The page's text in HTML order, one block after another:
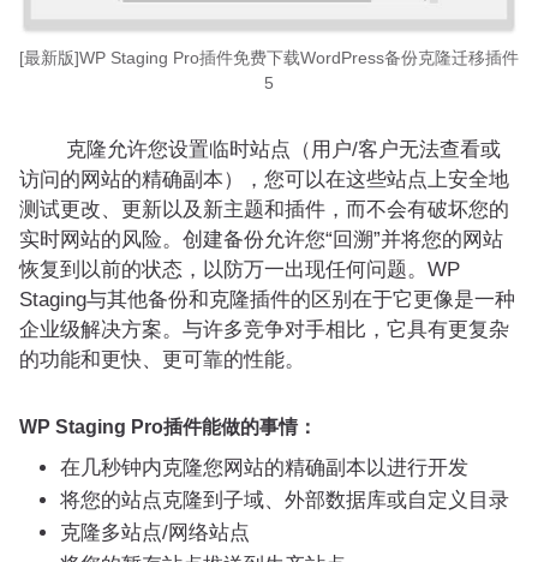
[最新版]WP Staging Pro插件免费下载WordPress备份克隆迁移插件
5
克隆允许您设置临时站点（用户/客户无法查看或
访问的网站的精确副本），您可以在这些站点上安全地
测试更改、更新以及新主题和插件，而不会有破坏您的
实时网站的风险。创建备份允许您“回溯”并将您的网站
恢复到以前的状态，以防万一出现任何问题。WP
Staging与其他备份和克隆插件的区别在于它更像是一种
企业级解决方案。与许多竞争对手相比，它具有更复杂
的功能和更快、更可靠的性能。
WP Staging Pro插件能做的事情：
在几秒钟内克隆您网站的精确副本以进行开发
将您的站点克隆到子域、外部数据库或自定义目录
克隆多站点/网络站点